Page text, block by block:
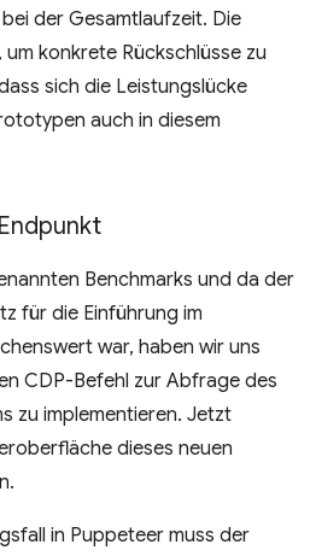
der Gesamtlaufzeit. Die
konkrete Rückschlüsse zu
sich die Leistungslücke
auch in diesem
Benchmarks und da der
für die Einführung im
war, haben wir uns
CDP-Befehl zur Abfrage des
zu implementieren. Jetzt
dieses neuen
in Puppeteer muss der